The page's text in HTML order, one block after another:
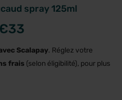
spray 125ml
Scalapay. Réglez votre
frais (selon éligibilité), pour plus